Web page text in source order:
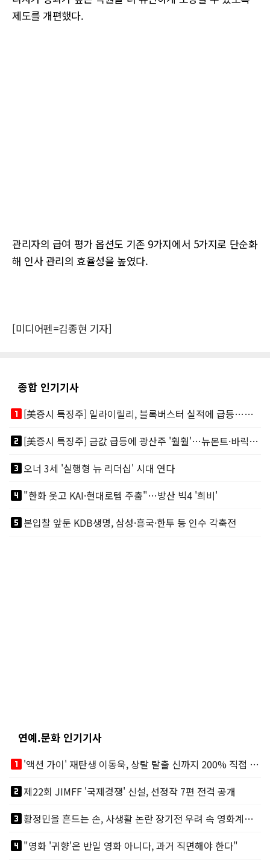
제도를 개편했다.
관리자의 급여 평가 옵션도 기존 9가지에서 5가지로 단순화
해 인사 관리의 효율성을 높였다.
[미디어펜=김종현 기자]
종합 인기기사
looks_one
[美증시 특징주] 일라이릴리, 블록버스터 실적에 급등…마운자로 매출 폭발
looks_two
[美증시 특징주] 금값 급등에 광산주 '훨훨'…뉴몬트·바릭마이닝 주도
looks_3오너 3세 '실행형 뉴 리더십' 시대 연다
looks_4"한화 웃고 KAI·현대로템 주춤"…방산 빅4 '희비'
looks_5본입찰 앞둔 KDB생명, 삼성·흥국·한투 등 인수 각축전
연예.문화 인기기사
looks_one
'액션 가이' 재탄생 이동욱, 상탈 탈출 신까지 200% 직접 소화
looks_two제22회 JIMFF '국제경쟁' 신설, 선정작 7편 전격 공개
looks_3
황정민을 흔드는 손, 사생활 논란 장기전 우려 속 영화계도 리스크
looks_4"영화 '귀향'은 반일 영화 아니다, 과거 직면해야 한다"